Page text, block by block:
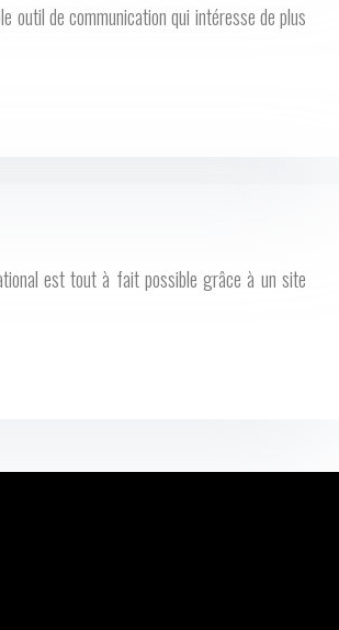
outil de communication qui intéresse de plus
est tout à fait possible grâce à un site